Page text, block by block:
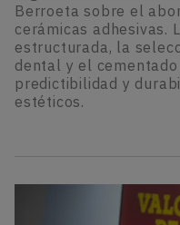
Berroeta sobre el
cerámicas adhesivas.
estructurada, la
dental y el
predictibilidad y
estéticos.